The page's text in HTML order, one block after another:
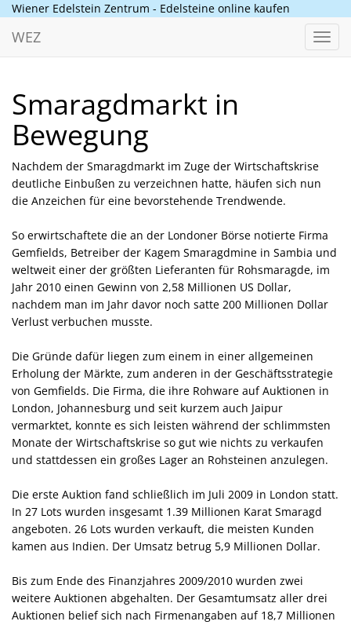
Wiener Edelstein Zentrum - Edelsteine online kaufen
WEZ
Smaragdmarkt in
Bewegung
Nachdem der Smaragdmarkt im Zuge der Wirtschaftskrise
deutliche Einbußen zu verzeichnen hatte, häufen sich nun
die Anzeichen für eine bevorstehende Trendwende.
So erwirtschaftete die an der Londoner Börse notierte Firma
Gemfields, Betreiber der Kagem Smaragdmine in Sambia und
weltweit einer der größten Lieferanten für Rohsmaragde, im
Jahr 2010 einen Gewinn von 2,58 Millionen US Dollar,
nachdem man im Jahr davor noch satte 200 Millionen Dollar
Verlust verbuchen musste.
Die Gründe dafür liegen zum einem in einer allgemeinen
Erholung der Märkte, zum anderen in der Geschäftsstrategie
von Gemfields. Die Firma, die ihre Rohware auf Auktionen in
London, Johannesburg und seit kurzem auch Jaipur
vermarktet, konnte es sich leisten während der schlimmsten
Monate der Wirtschaftskrise so gut wie nichts zu verkaufen
und stattdessen ein großes Lager an Rohsteinen anzulegen.
Die erste Auktion fand schließlich im Juli 2009 in London statt.
In 27 Lots wurden insgesamt 1.39 Millionen Karat Smaragd
angeboten. 26 Lots wurden verkauft, die meisten Kunden
kamen aus Indien. Der Umsatz betrug 5,9 Millionen Dollar.
Bis zum Ende des Finanzjahres 2009/2010 wurden zwei
weitere Auktionen abgehalten. Der Gesamtumsatz aller drei
Auktionen belief sich nach Firmenangaben auf 18,7 Millionen